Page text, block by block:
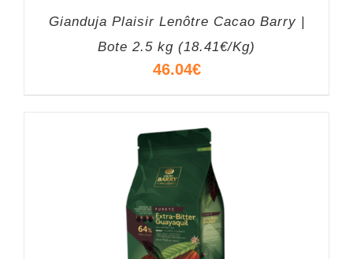
Gianduja Plaisir Lenôtre Cacao Barry |
Bote 2.5 kg (18.41€/Kg)
46.04€